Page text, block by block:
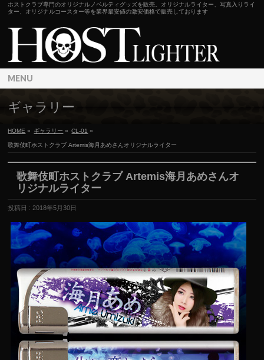
ホストクラブ専門のオリジナルノベルティグッズを販売。オリジナルライター、写真入りライ
ター、オリジナルコースター等を業界最安値の激安価格で販売しております
MENU
ギャラリー
HOME » ギャラリー » CL-01 »
歌舞伎町ホストクラブ Artemis海月あめさんオリジナルライター
歌舞伎町ホストクラブ Artemis海月あめさんオ
リジナルライター
投稿日 : 2018年5月30日